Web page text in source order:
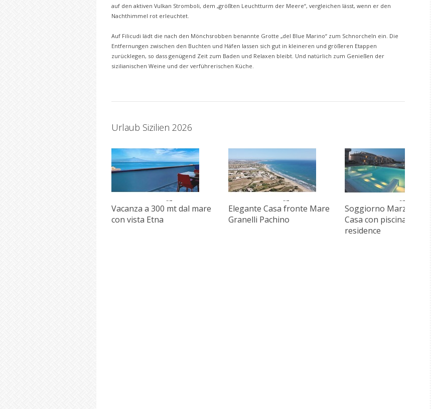
auf den aktiven Vulkan Stromboli, dem „größten Leuchtturm der Meere“, vergleichen lässt, wenn er den
Nachthimmel rot erleuchtet.
Auf Filicudi lädt die nach den Mönchsrobben benannte Grotte „del Blue Marino“ zum Schnorcheln ein. Die
Entfernungen zwischen den Buchten und Häfen lassen sich gut in kleineren und größeren Etappen
zurücklegen, so dass genügend Zeit zum Baden und Relaxen bleibt. Und natürlich zum Genießen der
sizilianischen Weine und der verführerischen Küche.
Urlaub Sizilien 2026
Vacanza a 300 mt dal mare
con vista Etna
Elegante Casa fronte Mare
Granelli Pachino
Soggiorno Marzamemi
Casa con piscina in
residence